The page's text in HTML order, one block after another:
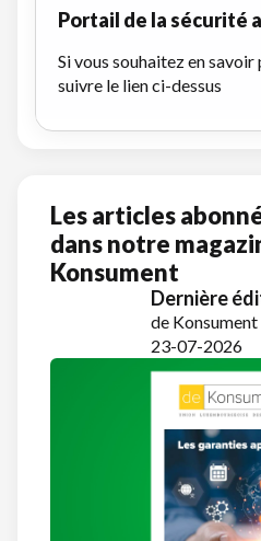
Portail de la sécurité
Si vous souhaitez en
suivre le lien ci-dessus
Les articles
dans notre
Konsument
Dernière
de
23-07-2026